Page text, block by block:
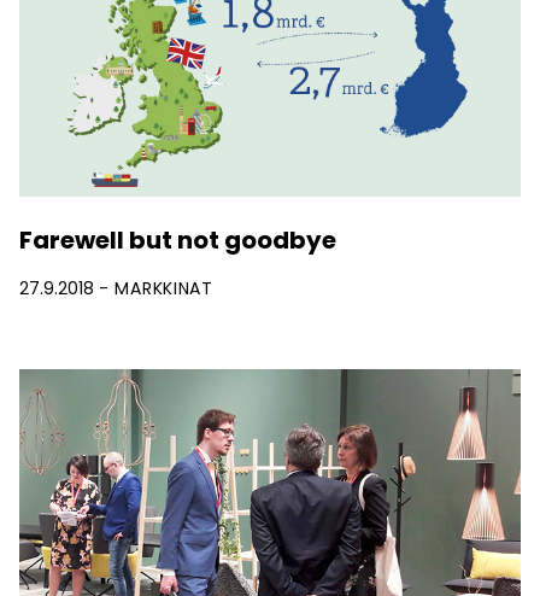
Farewell but not goodbye
27.9.2018 MARKKINAT